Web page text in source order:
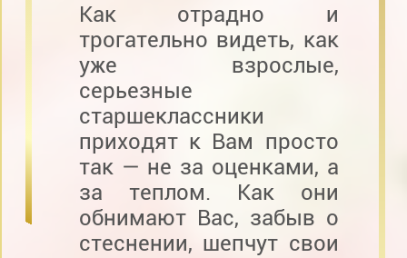
Как отрадно и
трогательно видеть, как
уже взрослые,
серьезные
старшеклассники
приходят к Вам просто
так — не за оценками, а
за теплом. Как они
обнимают Вас, забыв о
стеснении, шепчут свои